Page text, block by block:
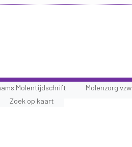
Zoek op kaart
Molentijdschrift Molenzorg vzw